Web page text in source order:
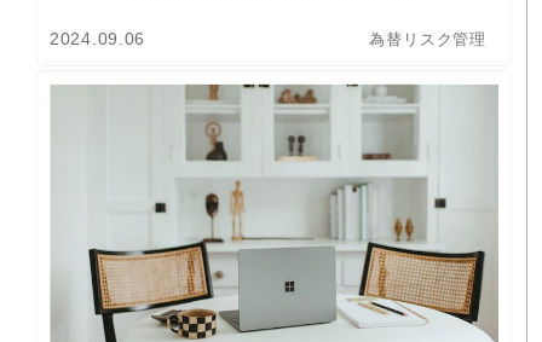
2024.09.06 為替リスク管理